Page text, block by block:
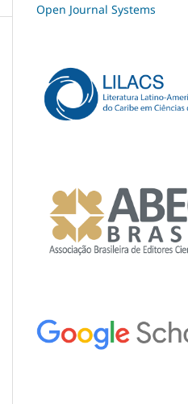
Open Journal Systems